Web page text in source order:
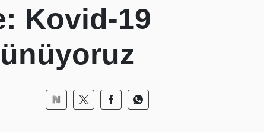
Kovid-19